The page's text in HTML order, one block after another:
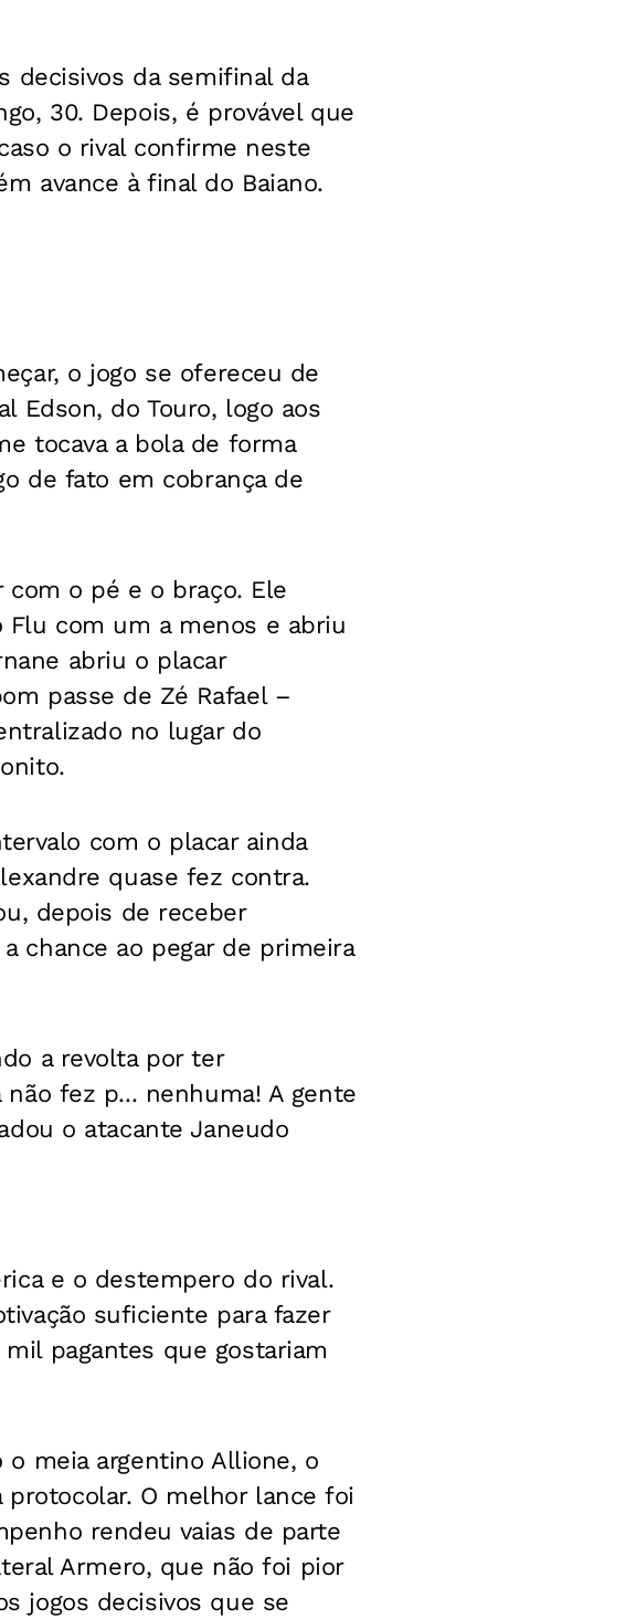
decisivos da semifinal da
30. Depois, é provável que
o rival confirme neste
avance à final do Baiano.
o jogo se ofereceu de
Edson, do Touro, logo aos
tocava a bola de forma
de fato em cobrança de
com o pé e o braço. Ele
com um a menos e abriu
abriu o placar
passe de Zé Rafael –
no lugar do
com o placar ainda
quase fez contra.
depois de receber
chance ao pegar de primeira
a revolta por ter
fez p... nenhuma! A gente
o atacante Janeudo
e o destempero do rival.
suficiente para fazer
pagantes que gostariam
meia argentino Allione, o
O melhor lance foi
rendeu vaias de parte
Armero, que não foi pior
jogos decisivos que se